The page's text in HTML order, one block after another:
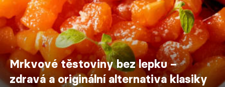
Mrkvové těstoviny bez lepku –
zdravá a originální alternativa klasiky